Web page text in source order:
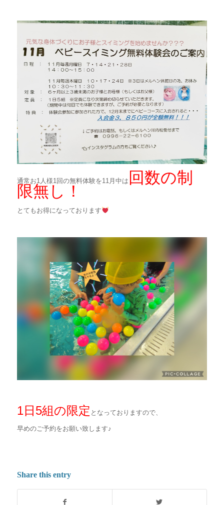
通常お1人様1回の無料体験を11月中は 回数の制
限無し！
とてもお得になっております
1日5組の限定 となっておりますので、
早めのご予約をお願い致します♪
Share this entry